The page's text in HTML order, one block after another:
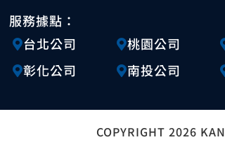
服務據點：
台北公司
桃園公司
彰化公司
南投公司
COPYRIGHT 2026